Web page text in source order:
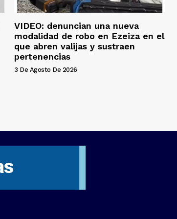
VIDEO: denuncian una nueva
modalidad de robo en Ezeiza en el
que abren valijas y sustraen
pertenencias
3 De Agosto De 2026